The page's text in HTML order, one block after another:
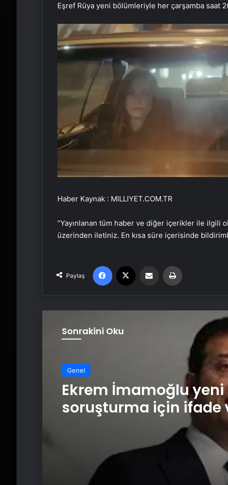
Eşref Rüya yeni bölümleriyle her çarşamba saat
Haber Kaynak : MILLIYET.COM.TR
“Yayınlanan tüm haber ve diğer içerikler ile ilgili
üzerinden iletiniz. En kısa süre içerisinde
Paylaş
Facebook Email'den paylaş
Sonrakini Oku
Genel
Ekrem İmamoğlu yeni
soruşturma için ifade
Cezaevinden bağlandı